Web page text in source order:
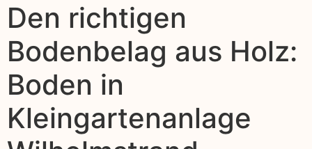
Den richtigen
Bodenbelag aus Holz:
Boden in
Kleingartenanlage